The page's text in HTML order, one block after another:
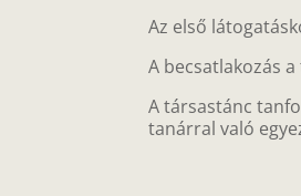
Az első
A becsatlakozás
A társastánc
tanárral való